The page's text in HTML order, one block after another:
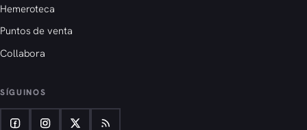
Hemeroteca
Puntos de venta
Collabora
SÍGUINOS